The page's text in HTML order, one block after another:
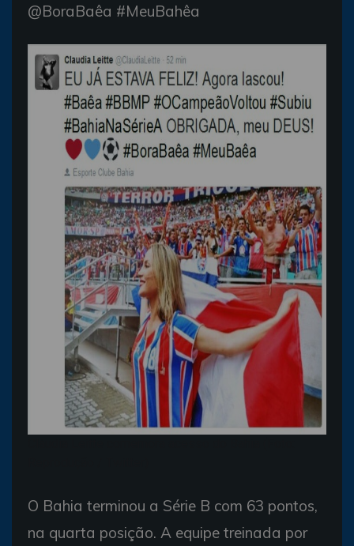
@BoraBaêa #MeuBahêa
O Bahia terminou a Série B com 63 pontos,
na quarta posição. A equipe treinada por